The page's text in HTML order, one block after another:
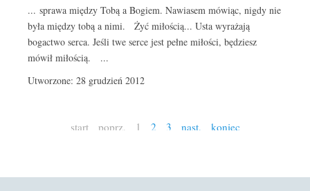
... sprawa między Tobą a Bogiem. Nawiasem mówiąc, nigdy nie
była między tobą a nimi. Żyć miłością... Usta wyrażają
bogactwo serca. Jeśli twe serce jest pełne miłości, będziesz
mówił miłością. ...
Utworzone: 28 grudzień 2012
start poprz. 1 2 3 nast. koniec